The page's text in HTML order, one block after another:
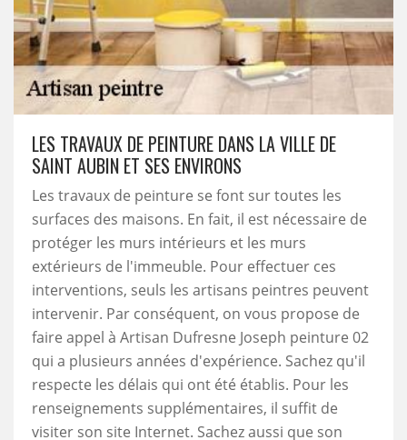
LES TRAVAUX DE PEINTURE DANS LA VILLE DE
SAINT AUBIN ET SES ENVIRONS
Les travaux de peinture se font sur toutes les
surfaces des maisons. En fait, il est nécessaire de
protéger les murs intérieurs et les murs
extérieurs de l'immeuble. Pour effectuer ces
interventions, seuls les artisans peintres peuvent
intervenir. Par conséquent, on vous propose de
faire appel à Artisan Dufresne Joseph peinture 02
qui a plusieurs années d'expérience. Sachez qu'il
respecte les délais qui ont été établis. Pour les
renseignements supplémentaires, il suffit de
visiter son site Internet. Sachez aussi que son